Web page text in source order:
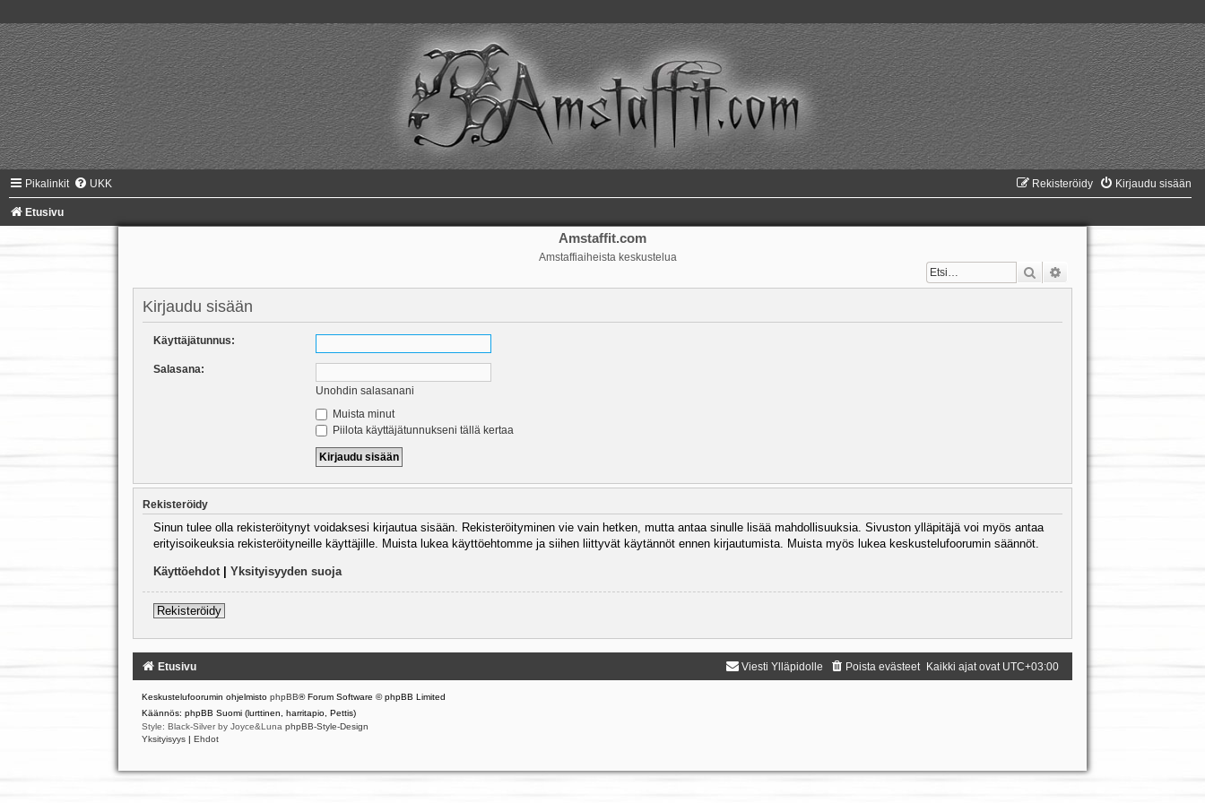
Pikalinkit UKK Kirjaudu sisään
Rekisteröidy
Etusivu
Amstaffit.com
Amstaffiaiheista keskustelua
Etsi
Kirjaudu sisään
Käyttäjätunnus:
Salasana:
Unohdin salasanani
Muista minut
Piilota käyttäjätunnukseni tällä kertaa
Rekisteröidy
Sinun tulee olla rekisteröitynyt voidaksesi kirjautua sisään. Rekisteröityminen vie vain hetken, mutta antaa sinulle lisää mahdollisuuksia. Sivuston ylläpitäjä voi myös antaa
erityisoikeuksia rekisteröityneille käyttäjille. Muista lukea käyttöehtomme ja siihen liittyvät käytännöt ennen kirjautumista. Muista myös lukea keskustelufoorumin säännöt.
Käyttöehdot| Yksityisyyden suoja
Rekisteröidy
Etusivu Kaikki ajat ovat UTC+03:00
Poista evästeet
Viesti Ylläpidolle
Keskustelufoorumin ohjelmisto phpBB® Forum Software © phpBB Limited
Käännös: phpBB Suomi (lurttinen, harritapio, Pettis)
Style: Black-Silver by Joyce&Luna phpBB-Style-Design
Yksityisyys | Ehdot